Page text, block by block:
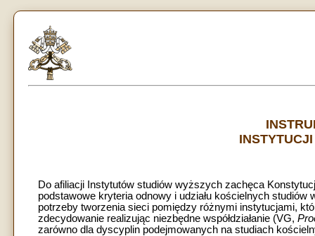
Do afiliacji Instytutów studiów wyższych zachęca
podstawowe kryteria odnowy i udziału kościelnych
potrzeby tworzenia sieci pomiędzy różnymi instytucjami,
zdecydowanie realizując niezbędne współdziałanie (VG,
zarówno dla dyscyplin podejmowanych na studiach